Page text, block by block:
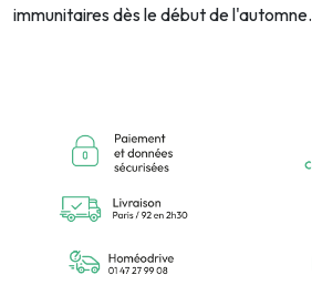
immunitaires dès le début de l'automne.